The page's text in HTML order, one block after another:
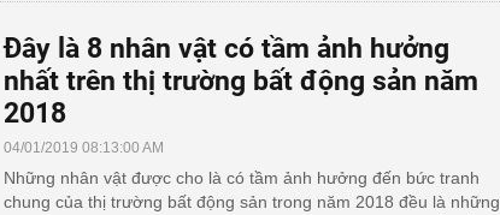
Đây là 8 nhân vật có tầm ảnh hưởng
nhất trên thị trường bất động sản năm
2018
04/01/2019 08:13:00 AM
Những nhân vật được cho là có tầm ảnh hưởng đến bức tranh
chung của thị trường bất động sản trong năm 2018 đều là những